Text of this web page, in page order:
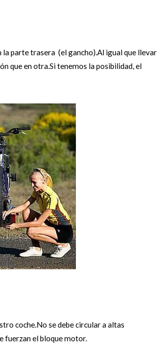
la parte trasera (el gancho).Al igual que llevar
que en otra.Si tenemos la posibilidad, el
coche.No se debe circular a altas
fuerzan el bloque motor.